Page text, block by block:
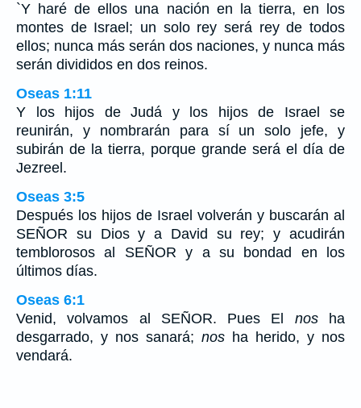
`Y haré de ellos una nación en la tierra, en los
montes de Israel; un solo rey será rey de todos
ellos; nunca más serán dos naciones, y nunca más
serán divididos en dos reinos.
Oseas 1:11
Y los hijos de Judá y los hijos de Israel se
reunirán, y nombrarán para sí un solo jefe, y
subirán de la tierra, porque grande será el día de
Jezreel.
Oseas 3:5
Después los hijos de Israel volverán y buscarán al
SEÑOR su Dios y a David su rey; y acudirán
temblorosos al SEÑOR y a su bondad en los
últimos días.
Oseas 6:1
Venid, volvamos al SEÑOR. Pues El nosha
desgarrado, y nos sanará; nos ha herido, y nos
vendará.